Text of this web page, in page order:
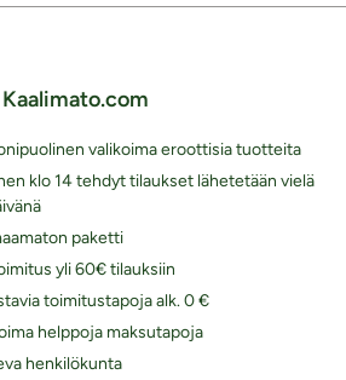
valikoima eroottisia tuotteita
klo 14 tehdyt tilaukset lähetetään vielä
paketti
yli 60€ tilauksiin
toimitustapoja alk. 0 €
helppoja maksutapoja
henkilökunta